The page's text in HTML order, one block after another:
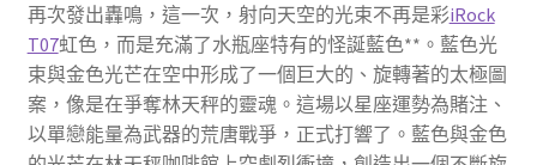
再次發出轟鳴，這一次，射向天空的光束不再是彩iRock
T07虹色，而是充滿了水瓶座特有的怪誕藍色**。藍色光
束與金色光芒在空中形成了一個巨大的、旋轉著的太極圖
案，像是在爭奪林天秤的靈魂。這場以星座運勢為賭注、
以單戀能量為武器的荒唐戰爭，正式打響了。藍色與金色